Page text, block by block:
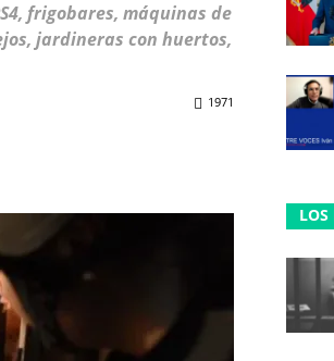
frigobares, máquinas de
jardineras con huertos,
1971